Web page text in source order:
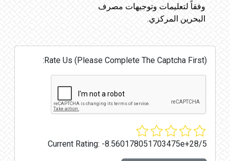
وفقاً لتعليمات وتوجيهات مصرف
البحرين المركزي.
Rate Us (Please Complete The Captcha First):
Current Rating: -8.560178051703475e+28/5